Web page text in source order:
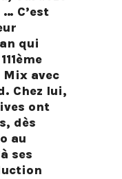
C’est
qui
Mix avec
Chez lui,
ont
dès
au
ses